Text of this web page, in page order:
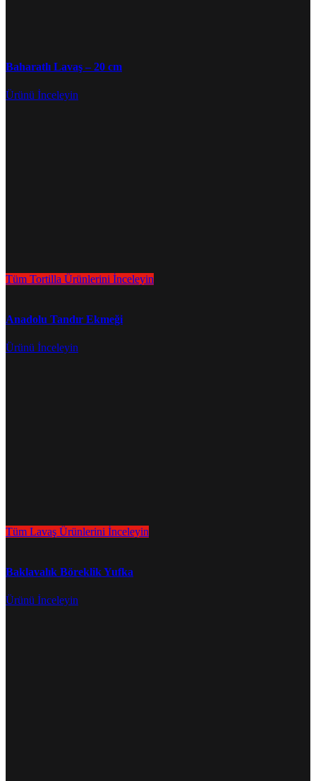
Baharatlı Lavaş – 20 cm
Ürünü İnceleyin
Tüm Tortilla Ürünlerini İnceleyin
Anadolu Tandır Ekmeği
Ürünü İnceleyin
Tüm Lavaş Ürünlerini İnceleyin
Baklavalık Böreklik Yufka
Ürünü İnceleyin